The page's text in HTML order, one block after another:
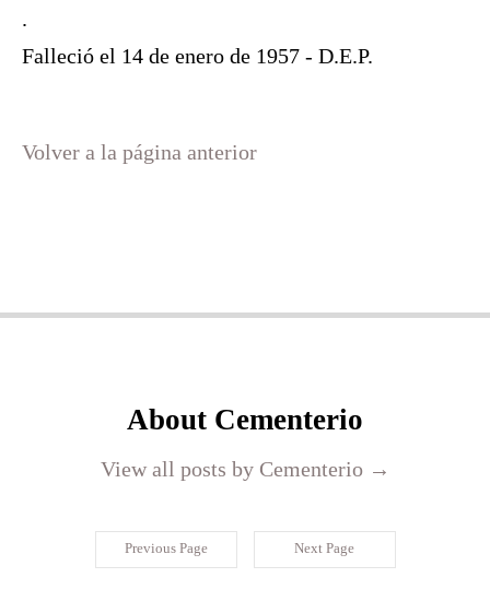
.
Falleció el 14 de enero de 1957 - D.E.P.
Volver a la página anterior
About Cementerio
View all posts by Cementerio →
Previous Page Next Page